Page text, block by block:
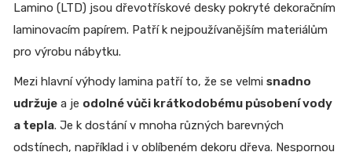
Lamino (LTD) jsou dřevotřískové desky pokryté dekoračním
laminovacím papírem. Patří k nejpoužívanějším materiálům
pro výrobu nábytku.
Mezi hlavní výhody lamina patří to, že se velmi snadno
udržuje a je odolné vůči krátkodobému působení vody
a tepla. Je k dostání v mnoha různých barevných
odstínech, například i v oblíbeném dekoru dřeva. Nespornou